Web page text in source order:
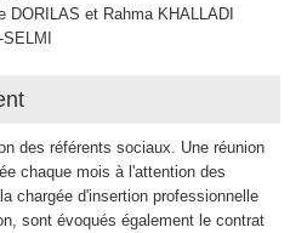
DORILAS et Rahma KHALLADI
SELMI
des référents sociaux. Une réunion
chaque mois à l'attention des
chargée d'insertion professionnelle
sont évoqués également le contrat